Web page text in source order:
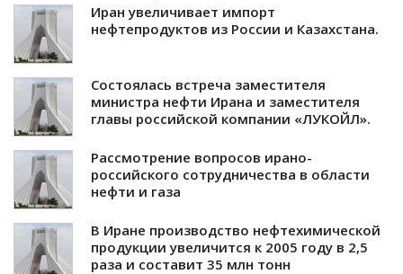
Иран увеличивает импорт
нефтепродуктов из России и Казахстана.
Состоялась встреча заместителя
министра нефти Ирана и заместителя
главы российской компании «ЛУКОЙЛ».
Рассмотрение вопросов ирано-
российского сотрудничества в области
нефти и газа
В Иране производство нефтехимической
продукции увеличится к 2005 году в 2,5
раза и составит 35 млн тонн